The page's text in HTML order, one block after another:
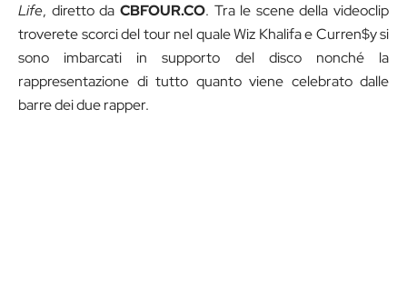
Life, diretto da CBFOUR.CO. Tra le scene della videoclip
troverete scorci del tour nel quale Wiz Khalifa e Curren$y si
sono imbarcati in supporto del disco nonché la
rappresentazione di tutto quanto viene celebrato dalle
barre dei due rapper.